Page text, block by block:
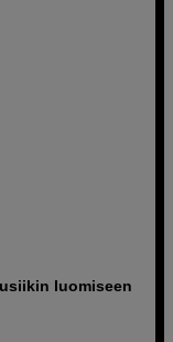
luomiseen